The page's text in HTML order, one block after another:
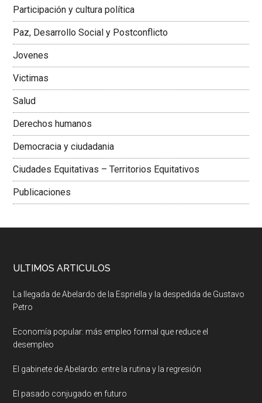
Colombiana
Participación y cultura política
Paz, Desarrollo Social y Postconflicto
Jovenes
Victimas
Salud
Derechos humanos
Democracia y ciudadania
Ciudades Equitativas – Territorios Equitativos
Publicaciones
ULTIMOS ARTICULOS
La llegada de Abelardo de la Espriella y la despedida de Gustavo
Petro
Economía popular: más empleo formal que reduce el
desempleo
El gabinete de Abelardo: entre la rutina y la regresión
El pasado conjugado en futuro